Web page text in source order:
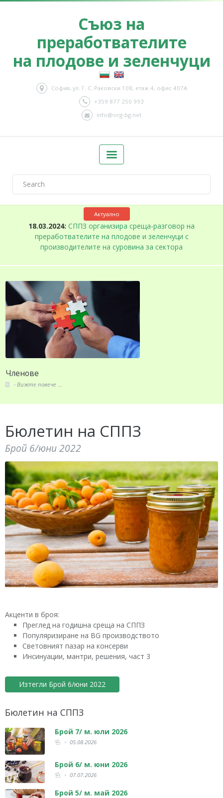
Съюз на
преработвателите
на плодове и зеленчуци
София, ул. Г. С. Раковски 108, етаж 4, офис 407А
+359 877 250 993
info@org-bg.net
Актуално
18.03.2024: СППЗ организира среща-разговор на
преработвателите на плодове и зеленчуци с
производителите на суровина за сектора
Членове
Вижте повече ...
Бюлетин на СППЗ
Брой 6/юни 2022
Акценти в броя:
Преглед на годишна среща на СППЗ
Популяризиране на BG производството
Световният пазар на консерви
Инсинуации, мантри, решения, част 3
Изтегли Брой 6/юни 2022
Бюлетин на СППЗ
Брой 7/ м. юли 2026
05.08.2026
Брой 6/ м. юни 2026
07.07.2026
Брой 5/ м. май 2026